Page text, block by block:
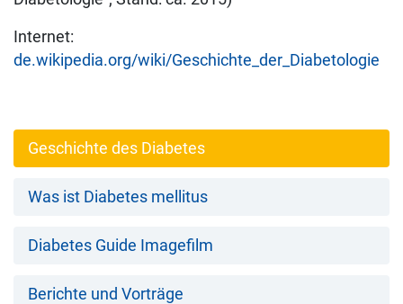
Internet:
de.wikipedia.org/wiki/Geschichte_der_Diabetologie
Geschichte des Diabetes
Was ist Diabetes mellitus
Diabetes Guide Imagefilm
Berichte und Vorträge